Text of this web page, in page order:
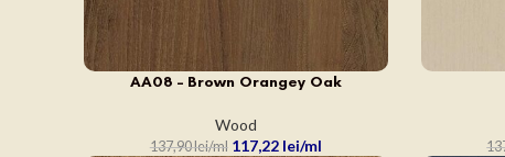
ADAUGĂ ÎN COȘ
AA08 – Brown Orangey Oak
Wood
137,90lei 117,22 lei
ADAUGĂ